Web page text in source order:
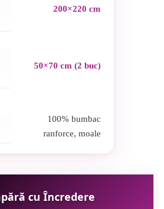
200×220 cm
50×70 cm (2 buc)
100% bumbac
ranforce, moale
cu Încredere